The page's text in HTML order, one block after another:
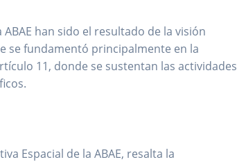
han sido el resultado de la visión
se fundamentó principalmente en la
11, donde se sustentan las actividades
Espacial de la ABAE, resalta la